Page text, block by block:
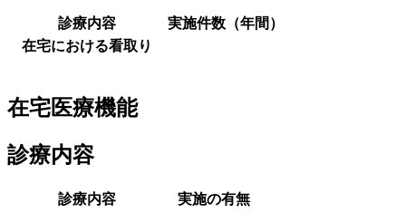
診療内容
実施件数（年間）
在宅における看取り
在宅医療機能
診療内容
診療内容
実施の有無